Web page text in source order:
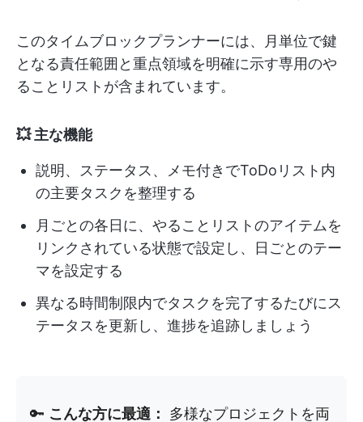
このタイムブロックプランナーには、月単位で鍵
となる責任範囲と重点領域を明確に示す専用のや
ることリストが含まれています。
💥 主な機能
説明、ステータス、メモ付きでToDoリスト内
の主要タスクを整理する
月ごとの各日に、やることリストのアイテムを
リンクされている状態で設定し、日ごとのテー
マを設定する
異なる時間制限内でタスクを完了するたびにス
テータスを更新し、進捗を追跡しましょう
🔑 こんな方に最適：
多様なプロジェクトを両